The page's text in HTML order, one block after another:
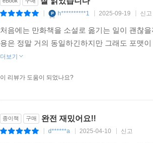
h**********1 2025-09-19 신고
처음에는 만화책을 소설로 옮기는 일이 괜찮
용은 정말 거의 동일하긴하지만 그래도 포맷
더보기
이 리뷰가 도움이 되었나요?
종이책 구매 완전 재밌어요!!
d******a 2025-04-10 신고